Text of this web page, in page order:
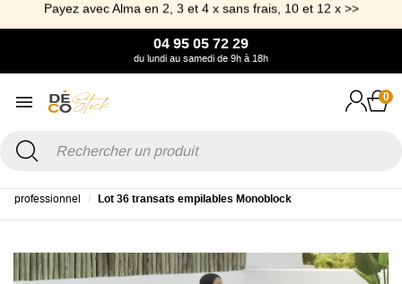
Payez avec Alma en 2, 3 et 4 x sans frais, 10 et 12 x >>
04 95 05 72 29
du lundi au samedi de 9h à 18h
0
professionnel
Lot 36 transats empilables Monoblock